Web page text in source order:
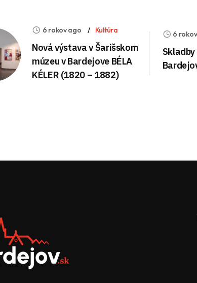
6 rokov ago Kultúra
Nová výstava v Šarišskom
múzeu v Bardejove BÉLA
KÉLER (1820 – 1882)
6